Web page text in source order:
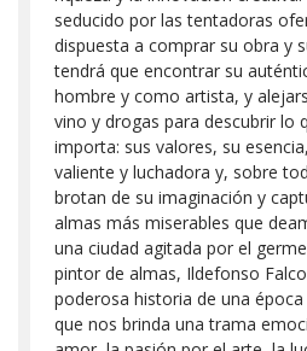
seducido por las tentadoras
dispuesta a comprar su obra y
tendrá que encontrar su
hombre y como artista, y
vino y drogas para descubrir lo
importa: sus valores, su
valiente y luchadora y, sobre
brotan de su imaginación y
almas más miserables que
una ciudad agitada por el
pintor de almas, Ildefonso
poderosa historia de una
que nos brinda una trama